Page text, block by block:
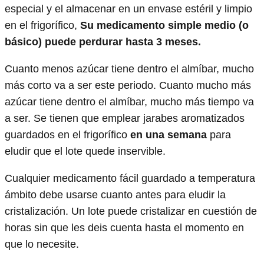
especial y el almacenar en un envase estéril y limpio
en el frigorífico, Su medicamento simple medio (o
básico) puede perdurar hasta 3 meses.
Cuanto menos azúcar tiene dentro el almíbar, mucho
más corto va a ser este periodo. Cuanto mucho más
azúcar tiene dentro el almíbar, mucho más tiempo va
a ser. Se tienen que emplear jarabes aromatizados
guardados en el frigorífico en una semana para
eludir que el lote quede inservible.
Cualquier medicamento fácil guardado a temperatura
ámbito debe usarse cuanto antes para eludir la
cristalización. Un lote puede cristalizar en cuestión de
horas sin que les deis cuenta hasta el momento en
que lo necesite.